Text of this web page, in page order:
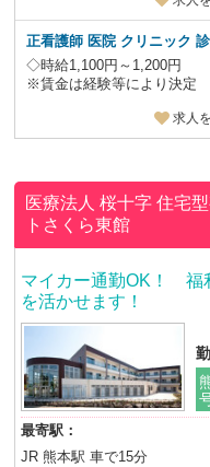
正看護師 医院 クリニック
◇時給1,100円～1,200円
※賃金は経験等により決定
求人
医療法人 桜十字住宅
トさくら東館
マイカー通勤OK！
を活かせます！
最寄駅：
JR 熊本駅 車で15分